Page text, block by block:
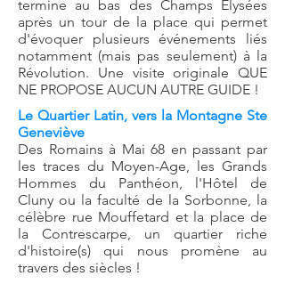
termine au bas des Champs Elysées
après un tour de la place qui permet
d'évoquer plusieurs événements liés
notamment (mais pas seulement) à la
Révolution. Une visite originale QUE
NE PROPOSE AUCUN AUTRE GUIDE !
Le Quartier Latin, vers la Montagne Ste
Geneviève
Des Romains à Mai 68 en passant par
les traces du Moyen-Age, les Grands
Hommes du Panthéon, l'Hôtel de
Cluny ou la faculté de la Sorbonne, la
célèbre rue Mouffetard et la place de
la Contrescarpe, un quartier riche
d'histoire(s) qui nous promène au
travers des siècles !